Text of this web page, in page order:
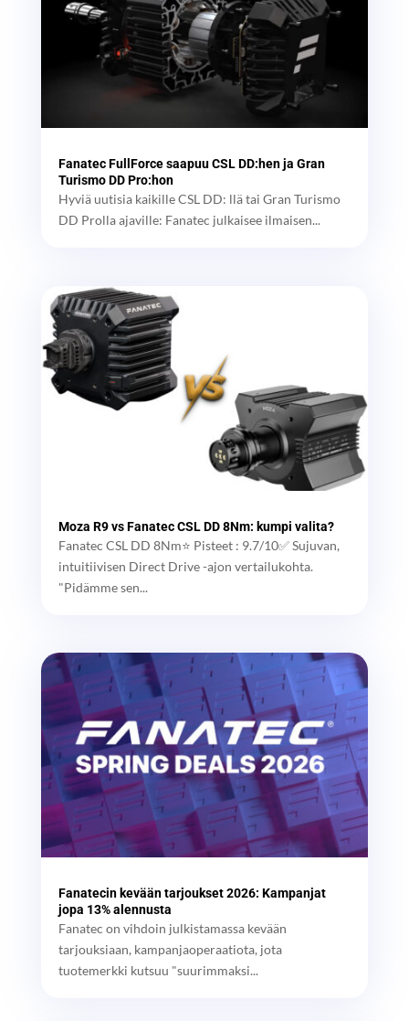
Fanatec FullForce saapuu CSL DD:hen ja Gran
Turismo DD Pro:hon
Hyviä uutisia kaikille CSL DD: llä tai Gran Turismo
DD Prolla ajaville: Fanatec julkaisee ilmaisen...
Moza R9 vs Fanatec CSL DD 8Nm: kumpi valita?
Fanatec CSL DD 8Nm⭐ Pisteet : 9.7/10✅ Sujuvan,
intuitiivisen Direct Drive -ajon vertailukohta.
"Pidämme sen...
Fanatecin kevään tarjoukset 2026: Kampanjat
jopa 13% alennusta
Fanatec on vihdoin julkistamassa kevään
tarjouksiaan, kampanjaoperaatiota, jota
tuotemerkki kutsuu "suurimmaksi...